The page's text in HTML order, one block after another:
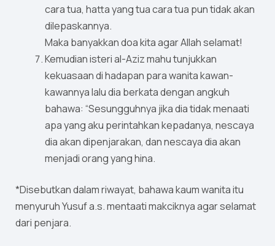
cara tua, hatta yang tua cara tua pun tidak akan
dilepaskannya.
Maka banyakkan doa kita agar Allah selamat!
Kemudian isteri al-Aziz mahu tunjukkan
kekuasaan di hadapan para wanita kawan-
kawannya lalu dia berkata dengan angkuh
bahawa: “Sesungguhnya jika dia tidak menaati
apa yang aku perintahkan kepadanya, nescaya
dia akan dipenjarakan, dan nescaya dia akan
menjadi orang yang hina.
*Disebutkan dalam riwayat, bahawa kaum wanita itu
menyuruh Yusuf a.s. mentaati makciknya agar selamat
dari penjara.